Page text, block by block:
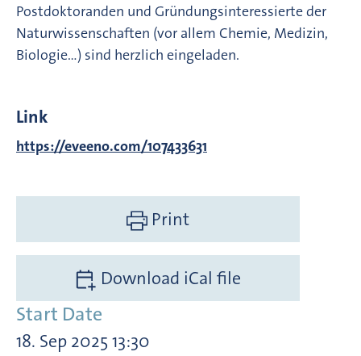
Postdoktoranden und Gründungsinteressierte der
Naturwissenschaften (vor allem Chemie, Medizin,
Biologie…) sind herzlich eingeladen.
Link
https://eveeno.com/107433631
Print
Download iCal file
Start Date
18. Sep 2025 13:30